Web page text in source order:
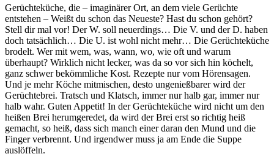
Gerüchteküche, die – imaginärer Ort, an dem viele Gerüchte
entstehen – Weißt du schon das Neueste? Hast du schon gehört?
Stell dir mal vor! Der W. soll neuerdings… Die V. und der D. haben
doch tatsächlich… Die U. ist wohl nicht mehr… Die Gerüchteküche
brodelt. Wer mit wem, was, wann, wo, wie oft und warum
überhaupt? Wirklich nicht lecker, was da so vor sich hin köchelt,
ganz schwer bekömmliche Kost. Rezepte nur vom Hörensagen.
Und je mehr Köche mitmischen, desto ungenießbarer wird der
Gerüchtebrei. Tratsch und Klatsch, immer nur halb gar, immer nur
halb wahr. Guten Appetit! In der Gerüchteküche wird nicht um den
heißen Brei herumgeredet, da wird der Brei erst so richtig heiß
gemacht, so heiß, dass sich manch einer daran den Mund und die
Finger verbrennt. Und irgendwer muss ja am Ende die Suppe
auslöffeln.